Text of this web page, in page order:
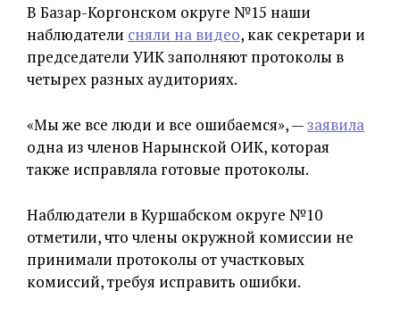
В Базар-Коргонском округе №15 наши
наблюдатели сняли на видео, как секретари и
председатели УИК заполняют протоколы в
четырех разных аудиториях.
«Мы же все люди и все ошибаемся», —заявила
одна из членов Нарынской ОИК, которая
также исправляла готовые протоколы.
Наблюдатели в Куршабском округе №10
отметили, что члены окружной комиссии не
принимали протоколы от участковых
комиссий, требуя исправить ошибки.